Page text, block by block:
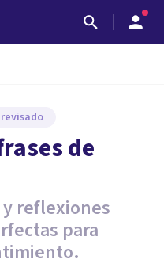
de
reflexiones
para